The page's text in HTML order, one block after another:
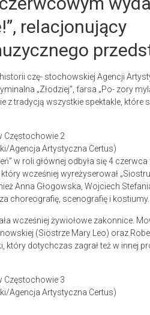
relacjonujący
czę- stochowskiej Agencji
„Złodziej”, farsa „Po- zory
z tradycją wszystkie spektakle, które
Agencja Artystyczna Certus)
w roli głównej odbyła się 4 czerwca
wcześniej wyreżyserował
Anna Głogowska, Wojciech
choreografię, scenografię i kostiumy.
wcześniej żywiołowe zakonnice.
(Siostrze Mary Leo) oraz
który dotychczas zagrał też w innej
Agencja Artystyczna Certus)